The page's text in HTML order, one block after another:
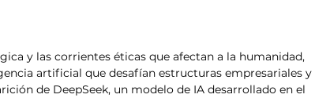
y las corrientes éticas que afectan a la humanidad,
artificial que desafían estructuras empresariales y
de DeepSeek, un modelo de IA desarrollado en el